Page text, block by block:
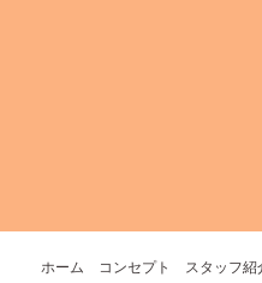
ホーム コンセプト スタッフ紹